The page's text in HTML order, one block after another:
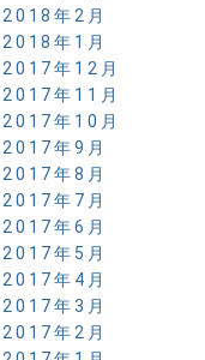
2018年2月
2018年1月
2017年12月
2017年11月
2017年10月
2017年9月
2017年8月
2017年7月
2017年6月
2017年5月
2017年4月
2017年3月
2017年2月